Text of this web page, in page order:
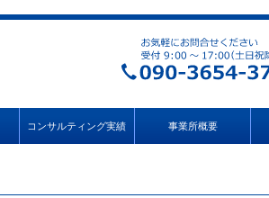
コンサルティング実績 事業所概要